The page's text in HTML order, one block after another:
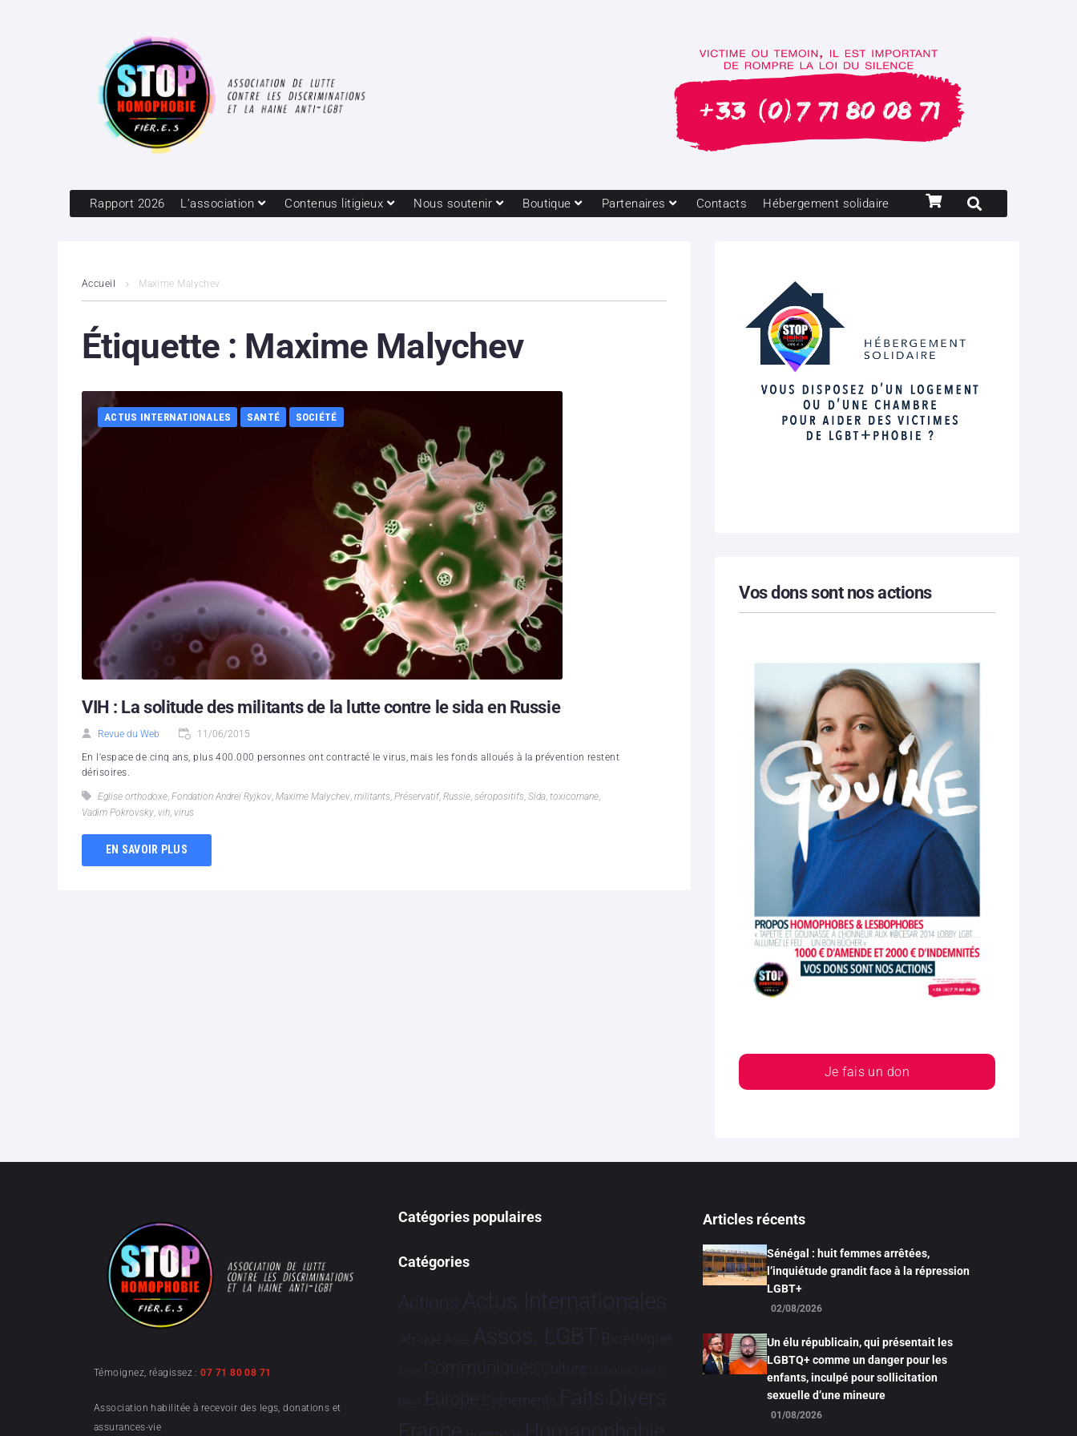
Rapport 2026 L’association Contenus litigieux Nous soutenir Boutique Partenaires Contacts Hébergement solidaire
Accueil Maxime Malychev
Étiquette : Maxime Malychev
ACTUS INTERNATIONALES SANTÉ SOCIÉTÉ
VIH : La solitude des militants de la lutte contre le sida en Russie
Revue du Web 11/06/2015
En l'espace de cinq ans, plus 400.000 personnes ont contracté le virus, mais les fonds alloués à la prévention restent
dérisoires.
Eglise orthodoxe, Fondation Andreï Ryjkov, Maxime Malychev, militants, Préservatif, Russie, séropositifs, Sida, toxicomane,
Vadim Pokrovsky, vih, virus
EN SAVOIR PLUS
Vos dons sont nos actions
Je fais un don
Témoignez, réagissez :07 71 80 08 71
Association habilitée à recevoir des legs, donations et
assurances-vie
Catégories populaires
Catégories
Actions Actus Internationales
Afrique Asie Assos. LGBT Bioéthique
Brève Communiqués Culture Dialogues France-
Brésil Europe Evénements Faits Divers
Humanophobie
Articles récents
Sénégal : huit femmes arrêtées,
l’inquiétude grandit face à la répression
LGBT+
02/08/2026
Un élu républicain, qui présentait les
LGBTQ+ comme un danger pour les
enfants, inculpé pour sollicitation
sexuelle d’une mineure
01/08/2026